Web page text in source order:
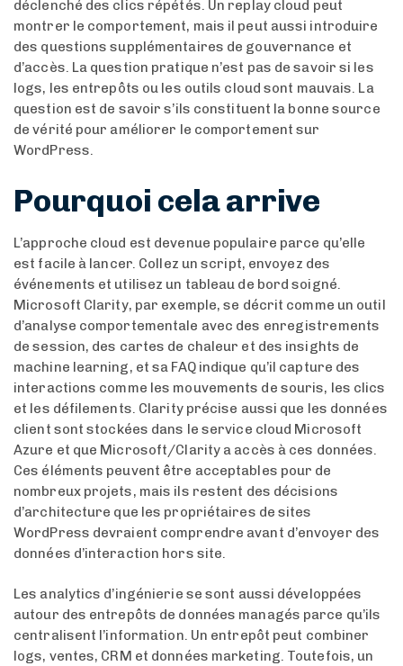
déclenché des clics répétés. Un replay cloud peut
montrer le comportement, mais il peut aussi introduire
des questions supplémentaires de gouvernance et
d’accès. La question pratique n’est pas de savoir si les
logs, les entrepôts ou les outils cloud sont mauvais. La
question est de savoir s’ils constituent la bonne source
de vérité pour améliorer le comportement sur
WordPress.
Pourquoi cela arrive
L’approche cloud est devenue populaire parce qu’elle
est facile à lancer. Collez un script, envoyez des
événements et utilisez un tableau de bord soigné.
Microsoft Clarity, par exemple, se décrit comme un outil
d’analyse comportementale avec des enregistrements
de session, des cartes de chaleur et des insights de
machine learning, et sa FAQ indique qu’il capture des
interactions comme les mouvements de souris, les clics
et les défilements. Clarity précise aussi que les données
client sont stockées dans le service cloud Microsoft
Azure et que Microsoft/Clarity a accès à ces données.
Ces éléments peuvent être acceptables pour de
nombreux projets, mais ils restent des décisions
d’architecture que les propriétaires de sites
WordPress devraient comprendre avant d’envoyer des
données d’interaction hors site.
Les analytics d’ingénierie se sont aussi développées
autour des entrepôts de données managés parce qu’ils
centralisent l’information. Un entrepôt peut combiner
logs, ventes, CRM et données marketing. Toutefois, un